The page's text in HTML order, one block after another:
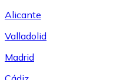
Alicante
Valladolid
Madrid